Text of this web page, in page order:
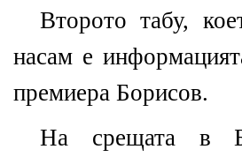
Второто табу,
насам е
премиера Борисов.
На срещата в